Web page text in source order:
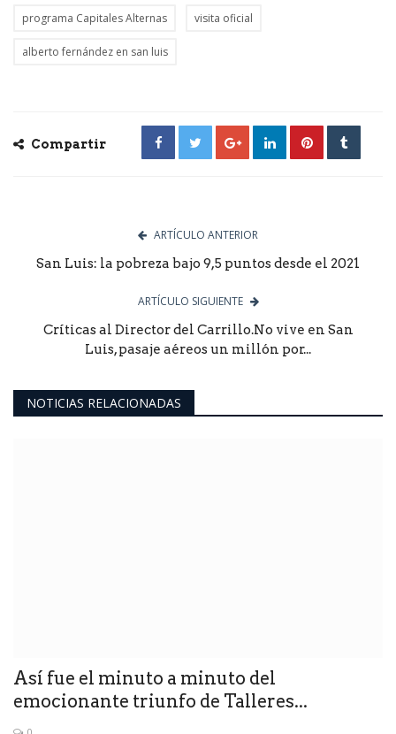
programa Capitales Alternas visita oficial
alberto fernández en san luis
Compartir
ARTÍCULO ANTERIOR
San Luis: la pobreza bajo 9,5 puntos desde el 2021
ARTÍCULO SIGUIENTE
Críticas al Director del Carrillo.No vive en San
Luis, pasaje aéreos un millón por...
NOTICIAS RELACIONADAS
Así fue el minuto a minuto del
emocionante triunfo de Talleres...